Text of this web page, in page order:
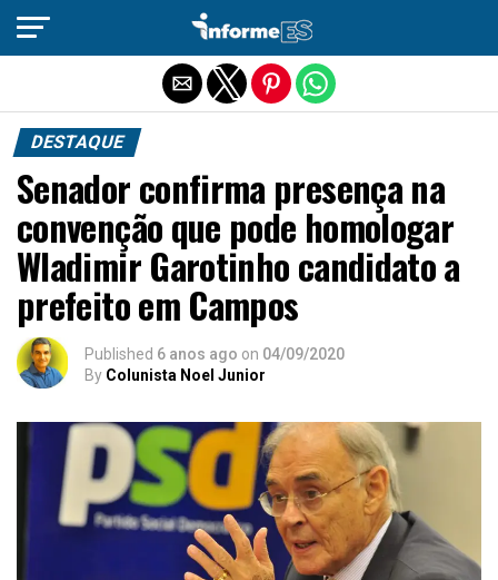
DESTAQUE
Senador confirma presença na
convenção que pode homologar
Wladimir Garotinho candidato a
prefeito em Campos
Published 6 anos ago on 04/09/2020
By Colunista Noel Junior
Sair da versão mobile